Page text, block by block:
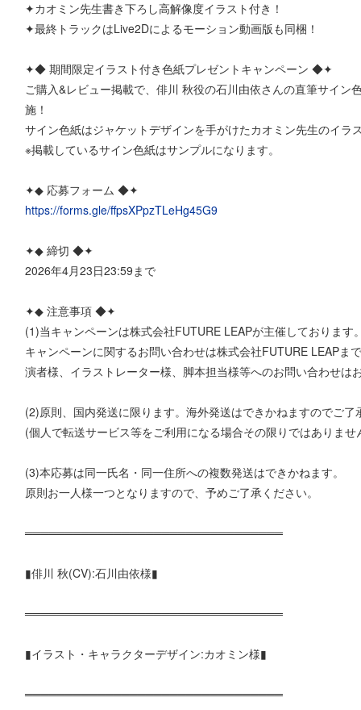
✦カオミン先生書き下ろし高解像度イラスト付き！
✦最終トラックはLive2Dによるモーション動画版も同梱！
✦◆ 期間限定イラスト付き色紙プレゼントキャンペーン ◆✦
ご購入&レビュー掲載で、俳川 秋役の石川由依さんの直筆サイン
施！
サイン色紙はジャケットデザインを手がけたカオミン先生のイラ
※掲載しているサイン色紙はサンプルになります。
✦◆ 応募フォーム ◆✦
https://forms.gle/ffpsXPpzTLeHg45G9
✦◆ 締切 ◆✦
2026年4月23日23:59まで
✦◆ 注意事項 ◆✦
(1)当キャンペーンは株式会社FUTURE LEAPが主催しております
キャンペーンに関するお問い合わせは株式会社FUTURE LEAPま
演者様、イラストレーター様、脚本担当様等へのお問い合わせは
(2)原則、国内発送に限ります。海外発送はできかねますのでご了
(個人で転送サービス等をご利用になる場合その限りではありませ
(3)本応募は同一氏名・同一住所への複数発送はできかねます。
原則お一人様一つとなりますので、予めご了承ください。
════════════════════════════════
▮俳川 秋(CV):石川由依様▮
════════════════════════════════
▮イラスト・キャラクターデザイン:カオミン様▮
════════════════════════════════